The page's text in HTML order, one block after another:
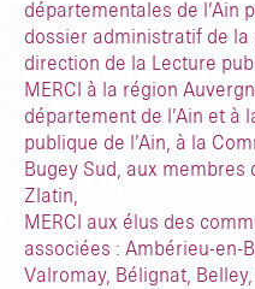
départementales de l’Ain
dossier administratif de la
direction de la Lecture
MERCI à la région
département de l’Ain et à
publique de l’Ain, à la
Bugey Sud, aux membres
Zlatin,
MERCI aux élus des
associées : Ambérieu-en-
Valromay, Bélignat,